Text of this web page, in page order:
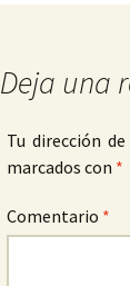
Deja una
Tu dirección
marcados con *
Comentario *